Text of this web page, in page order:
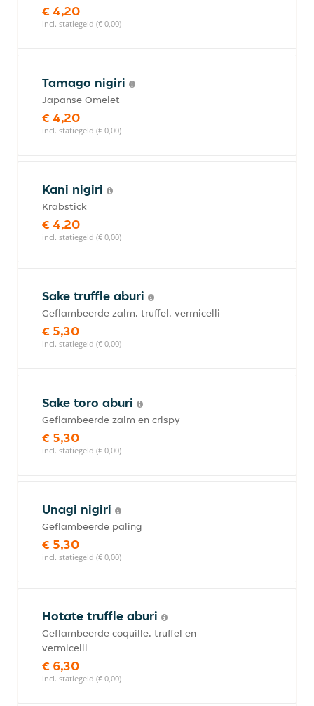
€ 4,20
incl. statiegeld (€ 0,00)
Tamago nigiri
Japanse Omelet
€ 4,20
incl. statiegeld (€ 0,00)
Kani nigiri
Krabstick
€ 4,20
incl. statiegeld (€ 0,00)
Sake truffle aburi
Geflambeerde zalm, truffel, vermicelli
€ 5,30
incl. statiegeld (€ 0,00)
Sake toro aburi
Geflambeerde zalm en crispy
€ 5,30
incl. statiegeld (€ 0,00)
Unagi nigiri
Geflambeerde paling
€ 5,30
incl. statiegeld (€ 0,00)
Hotate truffle aburi
Geflambeerde coquille, truffel en
vermicelli
€ 6,30
incl. statiegeld (€ 0,00)